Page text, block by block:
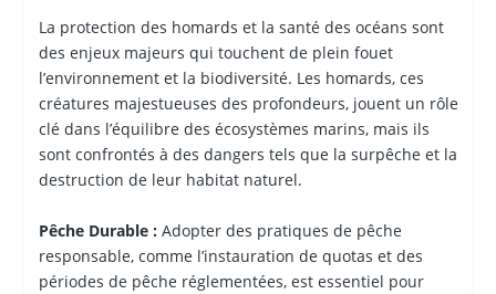
La protection des homards et la santé des océans sont
des enjeux majeurs qui touchent de plein fouet
l’environnement et la biodiversité. Les homards, ces
créatures majestueuses des profondeurs, jouent un rôle
clé dans l’équilibre des écosystèmes marins, mais ils
sont confrontés à des dangers tels que la surpêche et la
destruction de leur habitat naturel.
Pêche Durable :Adopter des pratiques de pêche
responsable, comme l’instauration de quotas et des
périodes de pêche réglementées, est essentiel pour